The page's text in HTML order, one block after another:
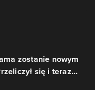
zostanie nowym
się i teraz...